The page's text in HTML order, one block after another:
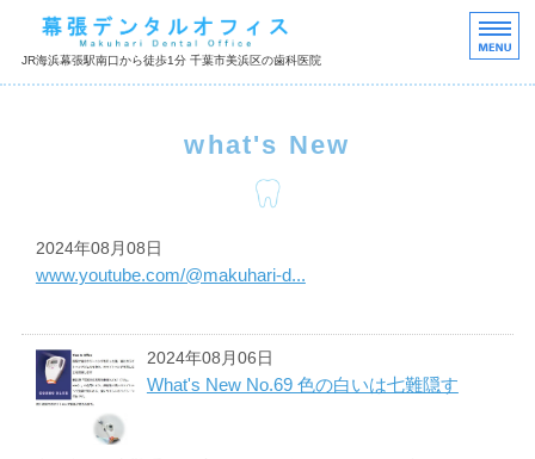
千葉市美浜区の歯科医
JR海浜幕張駅南口から徒歩1分 千葉市美浜区の歯科医院
what's New
2024年08月08日
www.youtube.com/@makuhari-d...
2024年08月06日
What's New No.69 色の白いは七難隠す